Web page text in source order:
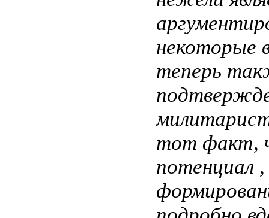
некоторые
теперь
тот факт,
потенциал